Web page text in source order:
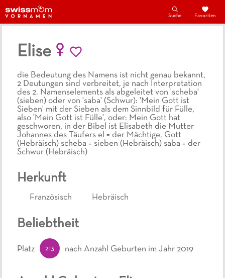
Suche Favoriten
Elise
die Bedeutung des Namens ist nicht genau bekannt,
2 Deutungen sind verbreitet, je nach Interpretation
des 2. Namenselements als abgeleitet von 'scheba'
(sieben) oder von 'saba' (Schwur): 'Mein Gott ist
Sieben' mit der Sieben als dem Sinnbild für Fülle,
also 'Mein Gott ist Fülle', oder: Mein Gott hat
geschworen, in der Bibel ist Elisabeth die Mutter
Johannes des Täufers el = der Mächtige, Gott
(Hebräisch) scheba = sieben (Hebräisch) saba = der
Schwur (Hebräisch)
Herkunft
Französisch Hebräisch
Beliebtheit
Platz 213 nach Anzahl Geburten im Jahr 2019